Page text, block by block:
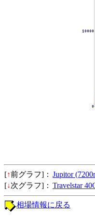
[↑前グラフ]： Jupitor
[↓次グラフ]： Travelstar
相場情報に戻る